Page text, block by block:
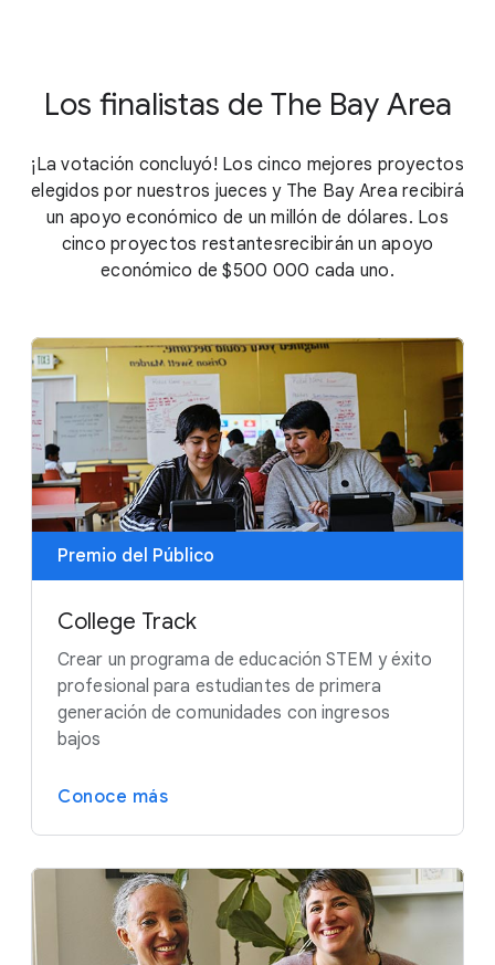
Los finalistas de The Bay Area
¡La votación concluyó! Los cinco mejores proyectos
elegidos por nuestros jueces y The Bay Area recibirá
un apoyo económico de un millón de dólares. Los
cinco proyectos restantesrecibirán un apoyo
económico de$500 000 cada uno.
Premio del Público
College Track
Crear un programa de educación STEM y éxito
profesional para estudiantes de primera
generación de comunidades con ingresos
bajos
Conoce más